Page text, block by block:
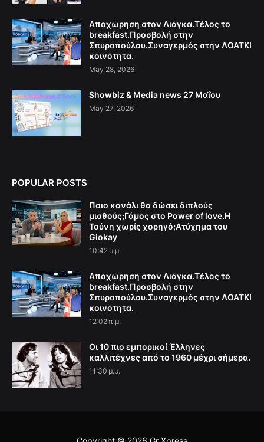
Αποχώρηση στον Λιάγκα.Τέλος το
breakfast.Προσβολή στην
Σπυροπούλου.Συναγερμός στην ΛΟΑΤΚΙ
κοινότητα.
May 28, 2026
Showbiz & Media news 27 Μαΐου
May 27, 2026
POPULAR POSTS
Ποιο κανάλι θα δώσει διπλούς
μισθούς;Γάμος στο Power of love.Η
Τούνη χωρίς χορηγό;Aτύχημα του
Giokay
10:42 μ.μ.
Αποχώρηση στον Λιάγκα.Τέλος το
breakfast.Προσβολή στην
Σπυροπούλου.Συναγερμός στην ΛΟΑΤΚΙ
κοινότητα.
12:02 π.μ.
Οι 10 πιο εμπορικοί Έλληνες
καλλιτέχνες από το 1960 μέχρι σήμερα.
11:30 μ.μ.